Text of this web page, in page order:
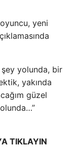
yeni
şey yolunda, bir
yakında
güzel
TIKLAYIN